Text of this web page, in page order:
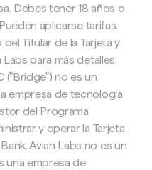
Debes tener 18 años o
aplicarse tarifas.
Titular de la Tarjeta y
para más detalles.
("Bridge") no es un
empresa de tecnología
del Programa
y operar la Tarjeta
Avian Labs no es un
una empresa de